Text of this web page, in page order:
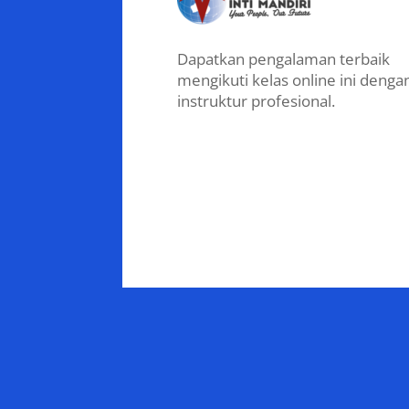
Dapatkan pengalaman terbaik
mengikuti kelas online ini
instruktur profesional.